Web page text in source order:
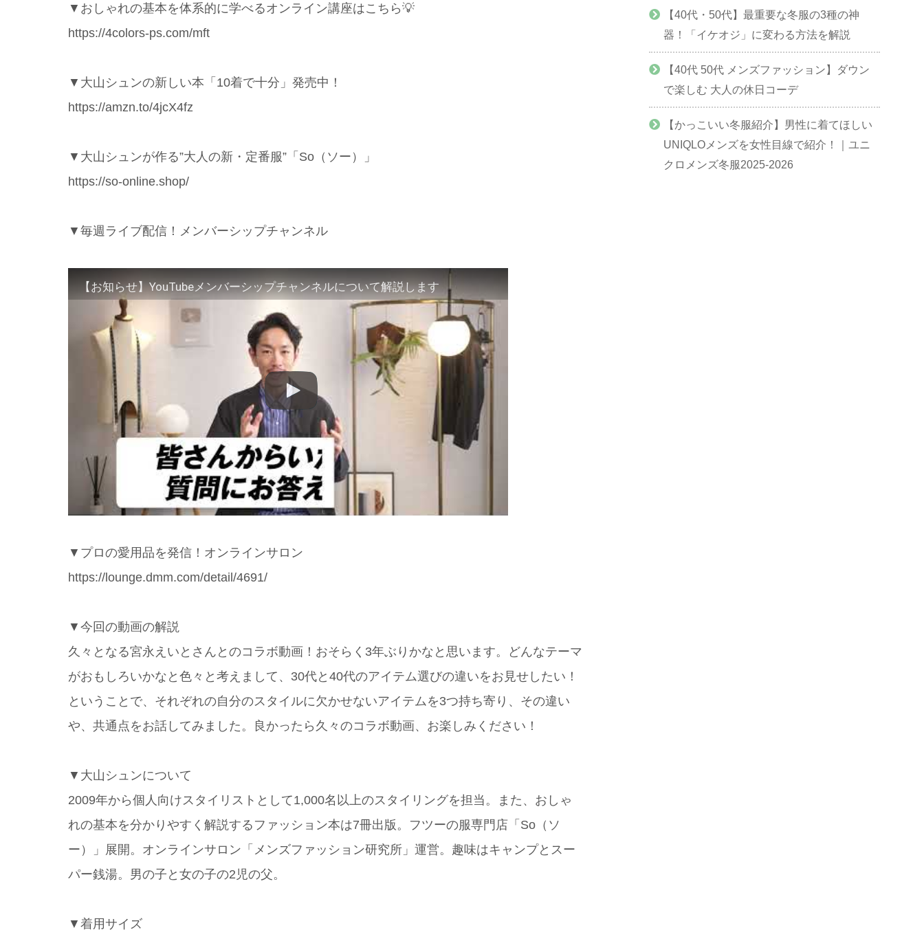
▼おしゃれの基本を体系的に学べるオンライン講座はこちら💡
https://4colors-ps.com/mft
▼大山シュンの新しい本「10着で十分」発売中！
https://amzn.to/4jcX4fz
▼大山シュンが作る”大人の新・定番服”「So（ソー）」
https://so-online.shop/
▼毎週ライブ配信！メンバーシップチャンネル
【お知らせ】YouTubeメンバーシップチャンネルについて解説します
▼プロの愛用品を発信！オンラインサロン
https://lounge.dmm.com/detail/4691/
▼今回の動画の解説
久々となる宮永えいとさんとのコラボ動画！おそらく3年ぶりかなと思います。どんなテーマ
がおもしろいかなと色々と考えまして、30代と40代のアイテム選びの違いをお見せしたい！
ということで、それぞれの自分のスタイルに欠かせないアイテムを3つ持ち寄り、その違い
や、共通点をお話してみました。良かったら久々のコラボ動画、お楽しみください！
▼大山シュンについて
2009年から個人向けスタイリストとして1,000名以上のスタイリングを担当。また、おしゃ
れの基本を分かりやすく解説するファッション本は7冊出版。フツーの服専門店「So（ソ
ー）」展開。オンラインサロン「メンズファッション研究所」運営。趣味はキャンプとスー
パー銭湯。男の子と女の子の2児の父。
▼着用サイズ
【40代・50代】最重要な冬服の3種の神
器！「イケオジ」に変わる方法を解説
【40代 50代 メンズファッション】ダウン
で楽しむ 大人の休日コーデ
【かっこいい冬服紹介】男性に着てほしい
UNIQLOメンズを女性目線で紹介！｜ユニ
クロメンズ冬服2025-2026